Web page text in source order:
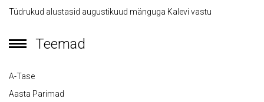
Tüdrukud alustasid augustikuud mänguga Kalevi vastu
Teemad
A-Tase
Aasta Parimad